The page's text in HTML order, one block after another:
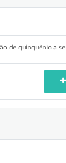
de quinquênio a